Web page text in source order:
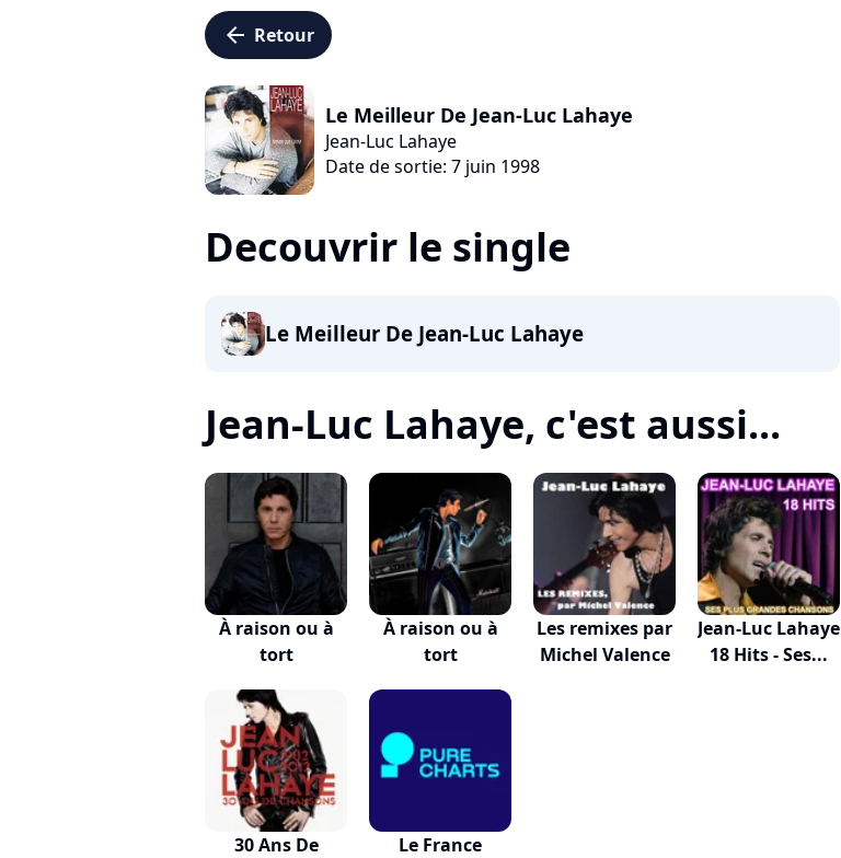
arrow_left Retour
Le Meilleur De Jean-Luc Lahaye
Jean-Luc Lahaye
Date de sortie: 7 juin 1998
Decouvrir le single
Le Meilleur De Jean-Luc Lahaye
Jean-Luc Lahaye, c'est aussi...
À raison ou à
tort
À raison ou à
tort
Les remixes par
Michel Valence
Jean-Luc Lahaye
18 Hits - Ses...
30 Ans De
Le France